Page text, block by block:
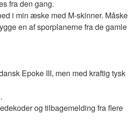
fra den gang.
i min æske med M-skinner. Måske
en af sporplanerne fra de gamle
Epoke III, men med kraftig tysk
og tilbagemelding fra flere